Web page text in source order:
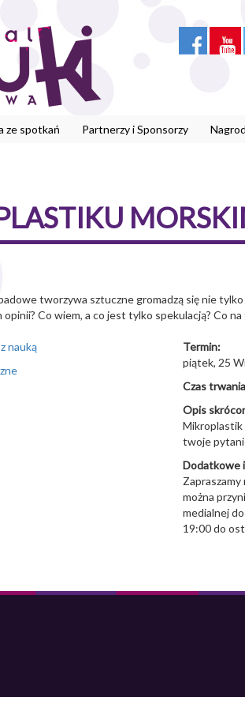
ze spotkań Partnerzy i Sponsorzy
tworzywa sztuczne gromadzą się nie
Co wiem, a co jest tylko spekulacją? Co
nauką
Termin:
piątek, 25
Czas
Opis
Mikroplastik
twoje
Dodatkowe
Zapraszamy
można
medialnej
19:00 do